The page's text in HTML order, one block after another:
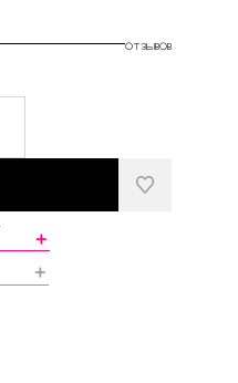
отзывов
＋
＋